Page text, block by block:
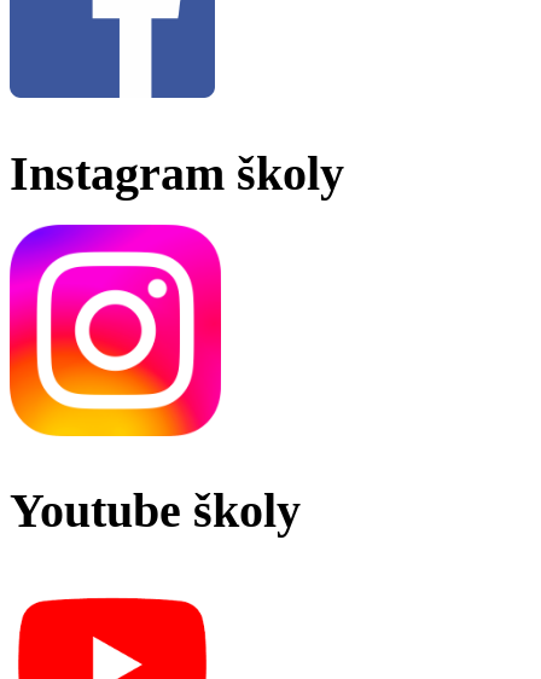
Instagram školy
Youtube školy